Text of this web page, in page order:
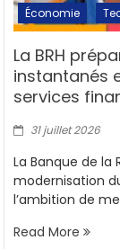
Économie
La BRH
instantanés
services
31 juillet 2026
La Banque de la
modernisation
l’ambition de
Read More